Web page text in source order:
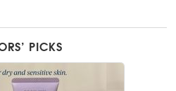
PICKS